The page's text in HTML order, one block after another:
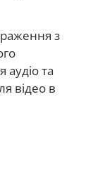
з
аудіо та
відео в